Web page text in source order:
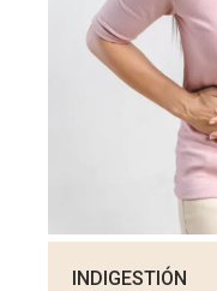
INDIGESTIÓN